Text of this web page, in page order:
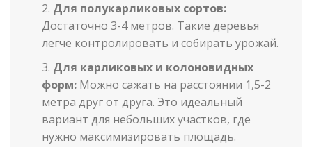
Для полукарликовых сортов:
Достаточно 3-4 метров. Такие деревья
легче контролировать и собирать урожай.
Для карликовых и колоновидных
форм: Можно сажать на расстоянии 1,5-2
метра друг от друга. Это идеальный
вариант для небольших участков, где
нужно максимизировать площадь.